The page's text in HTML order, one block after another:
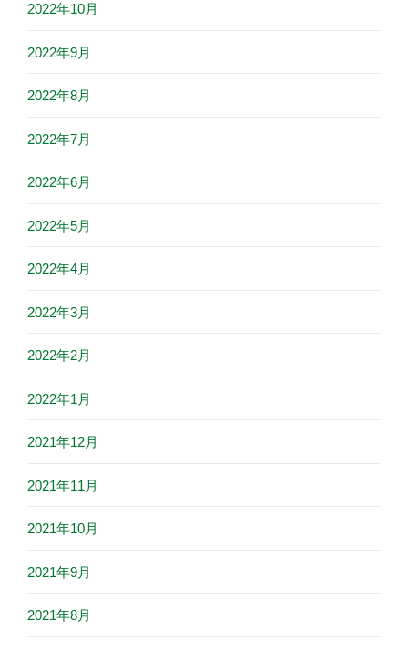
2022年10月
2022年9月
2022年8月
2022年7月
2022年6月
2022年5月
2022年4月
2022年3月
2022年2月
2022年1月
2021年12月
2021年11月
2021年10月
2021年9月
2021年8月